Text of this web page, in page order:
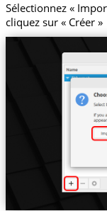
Sélectionnez «
cliquez sur « Créer »